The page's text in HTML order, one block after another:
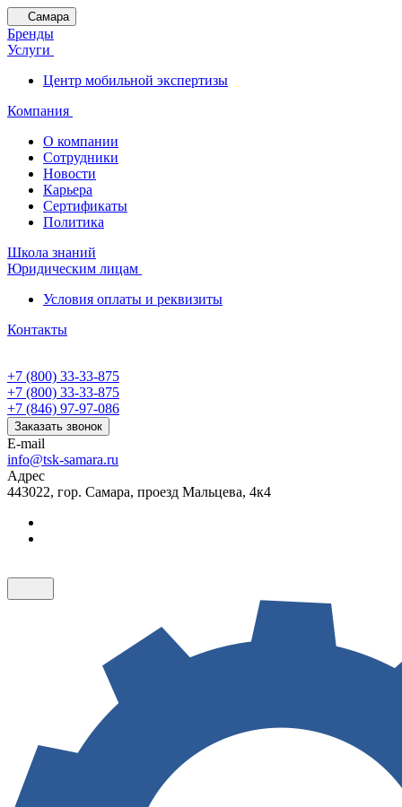
Самара
Бренды
Услуги
Центр мобильной экспертизы
Компания
О компании
Сотрудники
Новости
Карьера
Сертификаты
Политика
Школа знаний
Юридическим лицам
Условия оплаты и реквизиты
Контакты
+7 (800) 33-33-875
+7 (800) 33-33-875
+7 (846) 97-97-086
Заказать звонок
E-mail
info@tsk-samara.ru
Адрес
443022, гор. Самара, проезд Мальцева, 4к4